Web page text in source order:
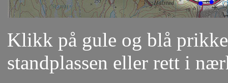
Klikk på gule og blå
standplassen eller rett i